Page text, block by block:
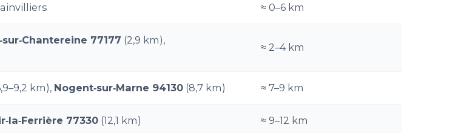
≈ 0–6 km
77177 (2,9 km),
≈ 2–4 km
km), Nogent‑sur‑Marne 94130 (8,7 km) ≈ 7–9 km
77330 (12,1 km) ≈ 9–12 km